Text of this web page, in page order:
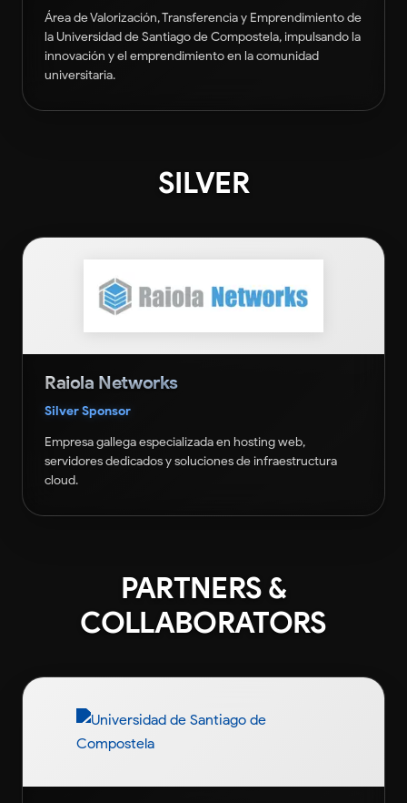
Área de Valorización, Transferencia y Emprendimiento de
la Universidad de Santiago de Compostela, impulsando la
innovación y el emprendimiento en la comunidad
universitaria.
SILVER
Raiola Networks
Silver Sponsor
Empresa gallega especializada en hosting web,
servidores dedicados y soluciones de infraestructura
cloud.
PARTNERS &
COLLABORATORS